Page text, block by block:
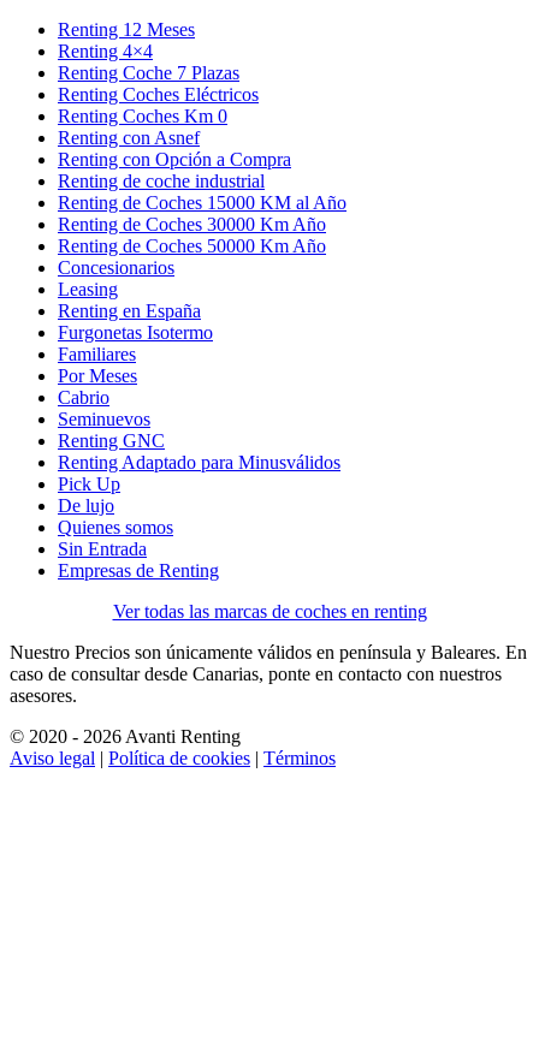
Renting 12 Meses
Renting 4×4
Renting Coche 7 Plazas
Renting Coches Eléctricos
Renting Coches Km 0
Renting con Asnef
Renting con Opción a Compra
Renting de coche industrial
Renting de Coches 15000 KM al Año
Renting de Coches 30000 Km Año
Renting de Coches 50000 Km Año
Concesionarios
Leasing
Renting en España
Furgonetas Isotermo
Familiares
Por Meses
Cabrio
Seminuevos
Renting GNC
Renting Adaptado para Minusválidos
Pick Up
De lujo
Quienes somos
Sin Entrada
Empresas de Renting
Ver todas las marcas de coches en renting
Nuestro Precios son únicamente válidos en península y Baleares. En
caso de consultar desde Canarias, ponte en contacto con nuestros
asesores.
© 2020 - 2026 Avanti Renting
Aviso legal | Política de cookies | Términos